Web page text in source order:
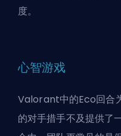
度。
心智游戏
Valorant中的Eco回合
的对手措手不及提供了